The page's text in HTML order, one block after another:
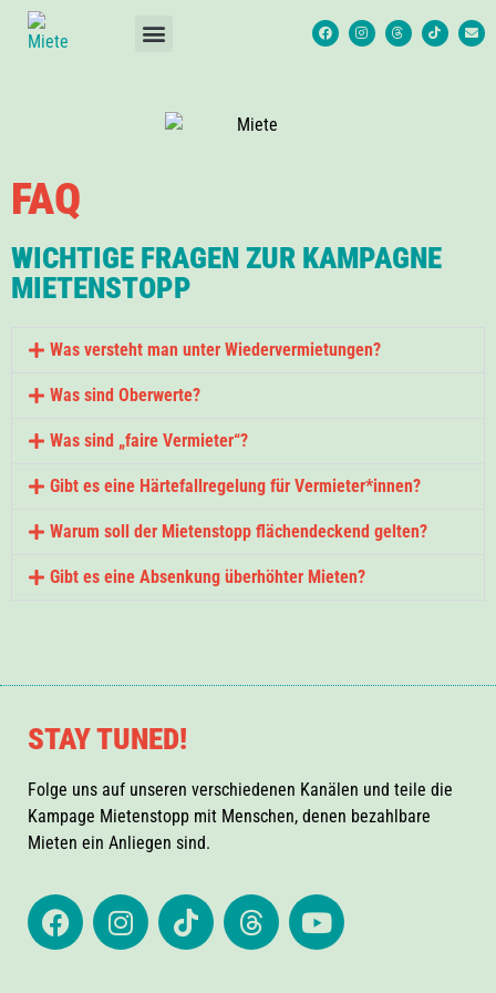
FAQ
WICHTIGE FRAGEN ZUR KAMPAGNE
MIETENSTOPP
Was versteht man unter Wiedervermietungen?
Was sind Oberwerte?
Was sind „faire Vermieter“?
Gibt es eine Härtefallregelung für Vermieter*innen?
Warum soll der Mietenstopp flächendeckend gelten?
Gibt es eine Absenkung überhöhter Mieten?
STAY TUNED!
Folge uns auf unseren verschiedenen Kanälen und teile die
Kampage Mietenstopp mit Menschen, denen bezahlbare
Mieten ein Anliegen sind.